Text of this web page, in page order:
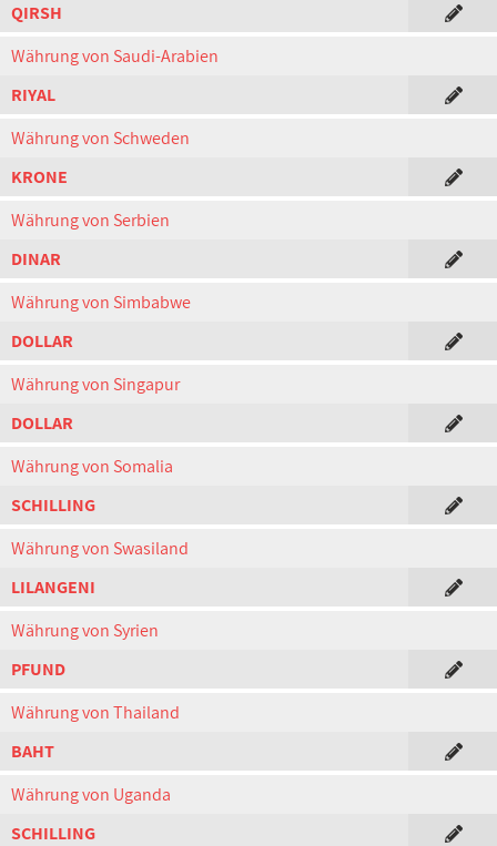
QIRSH
Währung von Saudi-Arabien
RIYAL
Währung von Schweden
KRONE
Währung von Serbien
DINAR
Währung von Simbabwe
DOLLAR
Währung von Singapur
DOLLAR
Währung von Somalia
SCHILLING
Währung von Swasiland
LILANGENI
Währung von Syrien
PFUND
Währung von Thailand
BAHT
Währung von Uganda
SCHILLING